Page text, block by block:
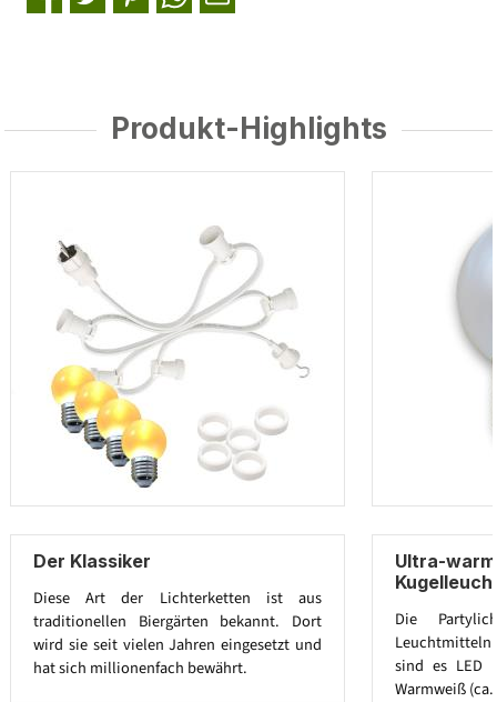
Produkt-Highlights
Der Klassiker
Diese Art der Lichterketten ist aus
traditionellen Biergärten bekannt. Dort
wird sie seit vielen Jahren eingesetzt und
hat sich millionenfach bewährt.
Ultra-
Die
Leuchtmitteln
sind es LED
Warmweiß